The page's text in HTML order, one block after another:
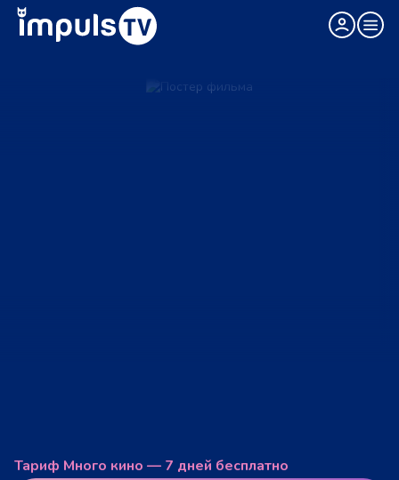
Тариф Много кино — 7 дней бесплатно